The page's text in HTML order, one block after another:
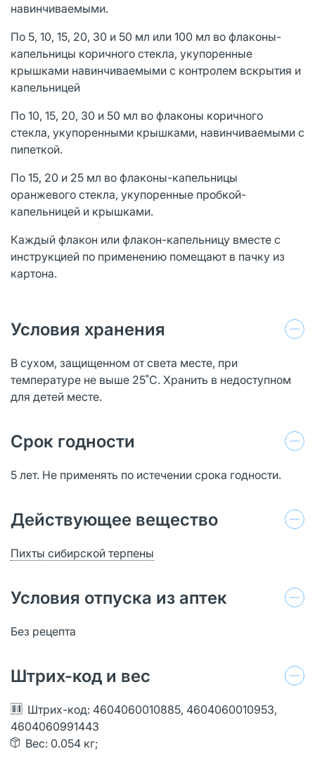
навинчиваемыми.
По 5, 10, 15, 20, 30 и 50 мл или 100 мл во флаконы-
капельницы коричного стекла, укупоренные
крышками навинчиваемыми с контролем вскрытия и
капельницей
По 10, 15, 20, 30 и 50 мл во флаконы коричного
стекла, укупоренными крышками, навинчиваемыми с
пипеткой.
По 15, 20 и 25 мл во флаконы-капельницы
оранжевого стекла, укупоренные пробкой-
капельницей и крышками.
Каждый флакон или флакон-капельницу вместе с
инструкцией по применению помещают в пачку из
картона.
Условия хранения
В сухом, защищенном от света месте, при
температуре не выше 25˚С. Хранить в недоступном
для детей месте.
Срок годности
5 лет. Не применять по истечении срока годности.
Действующее вещество
Пихты сибирской терпены
Условия отпуска из аптек
Без рецепта
Штрих-код и вес
Штрих-код: 4604060010885, 4604060010953,
4604060991443
Вес: 0.054 кг;